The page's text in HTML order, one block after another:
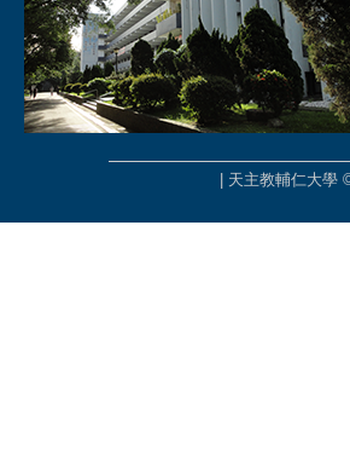
| 天主教輔仁大